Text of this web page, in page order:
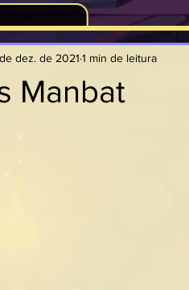
Manbat
dez. de 2021 1 min de leitura